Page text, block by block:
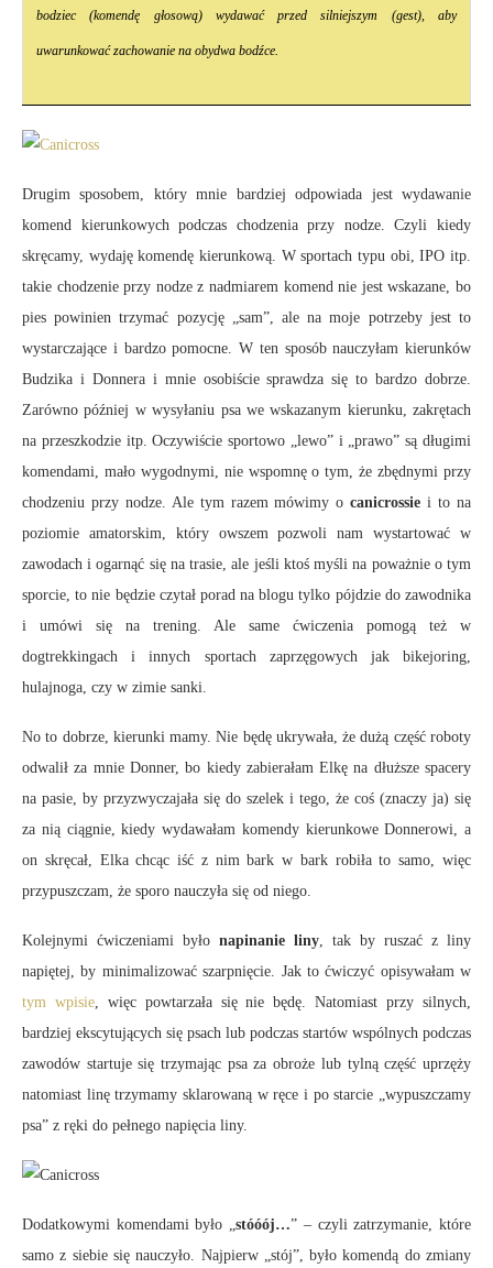
bodziec (komendę głosową) wydawać przed silniejszym (gest), aby
uwarunkować zachowanie na obydwa bodźce.
Drugim sposobem, który mnie bardziej odpowiada jest wydawanie
komend kierunkowych podczas chodzenia przy nodze. Czyli kiedy
skręcamy, wydaję komendę kierunkową. W sportach typu obi, IPO itp.
takie chodzenie przy nodze z nadmiarem komend nie jest wskazane, bo
pies powinien trzymać pozycję „sam”, ale na moje potrzeby jest to
wystarczające i bardzo pomocne. W ten sposób nauczyłam kierunków
Budzika i Donnera i mnie osobiście sprawdza się to bardzo dobrze.
Zarówno później w wysyłaniu psa we wskazanym kierunku, zakrętach
na przeszkodzie itp. Oczywiście sportowo „lewo” i „prawo” są długimi
komendami, mało wygodnymi, nie wspomnę o tym, że zbędnymi przy
chodzeniu przy nodze. Ale tym razem mówimy ocanicrossie i to na
poziomie amatorskim, który owszem pozwoli nam wystartować w
zawodach i ogarnąć się na trasie, ale jeśli ktoś myśli na poważnie o tym
sporcie, to nie będzie czytał porad na blogu tylko pójdzie do zawodnika
i umówi się na trening. Ale same ćwiczenia pomogą też w
dogtrekkingach i innych sportach zaprzęgowych jak bikejoring,
hulajnoga, czy w zimie sanki.
No to dobrze, kierunki mamy. Nie będę ukrywała, że dużą część roboty
odwalił za mnie Donner, bo kiedy zabierałam Elkę na dłuższe spacery
na pasie, by przyzwyczajała się do szelek i tego, że coś (znaczy ja) się
za nią ciągnie, kiedy wydawałam komendy kierunkowe Donnerowi, a
on skręcał, Elka chcąc iść z nim bark w bark robiła to samo, więc
przypuszczam, że sporo nauczyła się od niego.
Kolejnymi ćwiczeniami było napinanie liny, tak by ruszać z liny
napiętej, by minimalizować szarpnięcie. Jak to ćwiczyć opisywałam w
tym wpisie, więc powtarzała się nie będę. Natomiast przy silnych,
bardziej ekscytujących się psach lub podczas startów wspólnych podczas
zawodów startuje się trzymając psa za obroże lub tylną część uprzęży
natomiast linę trzymamy sklarowaną w ręce i po starcie „wypuszczamy
psa” z ręki do pełnego napięcia liny.
Dodatkowymi komendami było „stóóój…” – czyli zatrzymanie, które
samo z siebie się nauczyło. Najpierw „stój”, było komendą do zmiany